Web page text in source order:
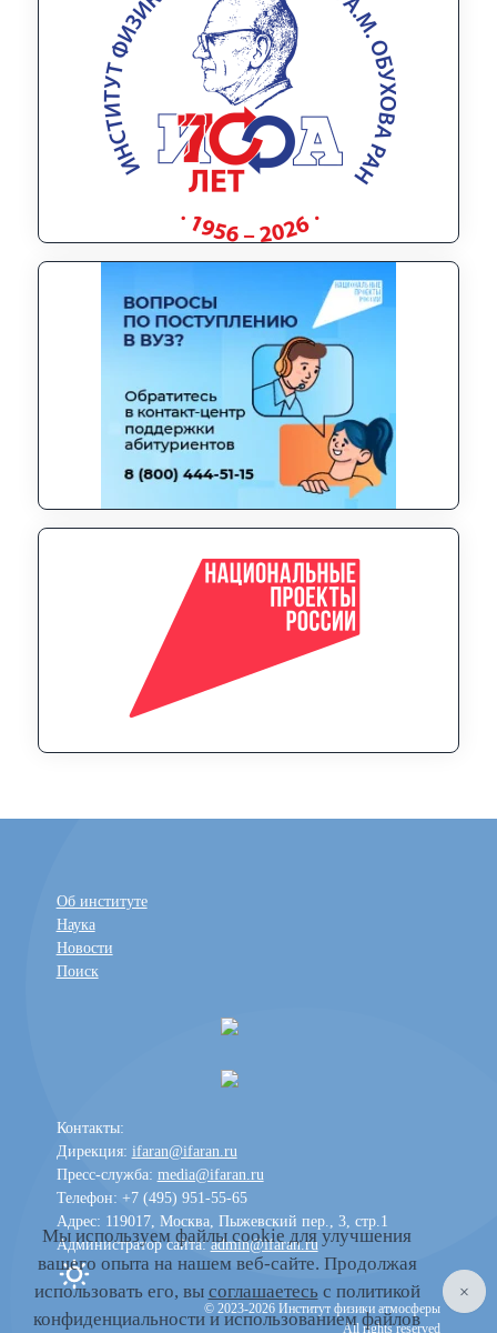
Об институте
Наука
Новости
Поиск
Контакты:
Дирекция: ifaran@ifaran.ru
Пресс-служба: media@ifaran.ru
Телефон: +7 (495) 951-55-65
Адрес: 119017, Москва, Пыжевский пер., 3, стр.1
Администратор сайта:admin@ifaran.ru
Toggle dark mode
© 2023-2026 Институт физики атмосферы
All rights reserved
Мы используем файлы cookie для улучшения
вашего опыта на нашем веб-сайте. Продолжая
использовать его, вы соглашаетесь с политикой
конфиденциальности и использованием файлов